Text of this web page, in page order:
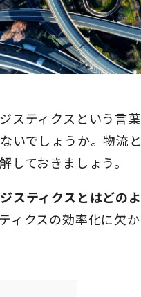
スティクスという言
いでしょうか。物流
しておきましょう。
スティクスとはどの
ィクスの効率化に欠